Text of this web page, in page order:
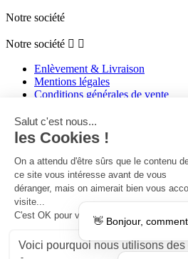
Notre société
Notre société  
Enlèvement & Livraison
Mentions légales
Conditions générales de vente
Paiement sécurisé
Protection des données
Formulaire de Rétractation
Plan du site
Notre boutique
Votre compte
Votre compte 
Informations personnelles
👋 Bonjour,